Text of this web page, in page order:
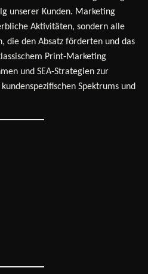
unserer Kunden. Marketing
Aktivitäten, sondern alle
die den Absatz förderten und das
Print-Marketing
und SEA-Strategien zur
Spektrums und